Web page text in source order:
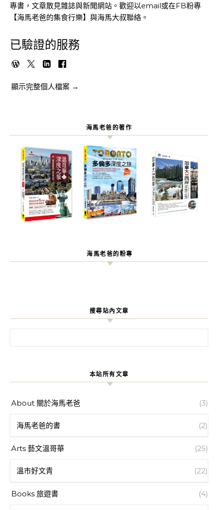
專書，文章散見雜誌與新聞網站。歡迎以email或在FB粉專
【海馬老爸的集食行樂】與海馬大叔聯絡。
已驗證的服務
顯示完整個人檔案 →
海馬老爸的著作
海馬老爸的粉專
搜尋站內文章
本站所有文章
About 關於海馬老爸 (3)
海馬老爸的書 (2)
Arts 藝文溫哥華 (25)
溫市好文青 (22)
Books 旅遊書 (4)